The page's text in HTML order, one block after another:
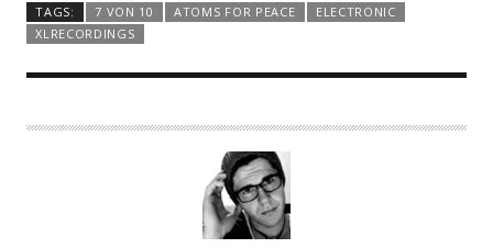
TAGS: 7 VON 10 ATOMS FOR PEACE
ELECTRONIC
XLRECORDINGS